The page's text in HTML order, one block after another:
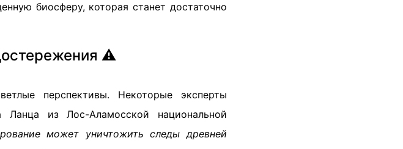
биосферу, которая станет достаточно
⚠️
перспективы. Некоторые эксперты
из Лос-Аламосской национальной
может уничтожить следы древней